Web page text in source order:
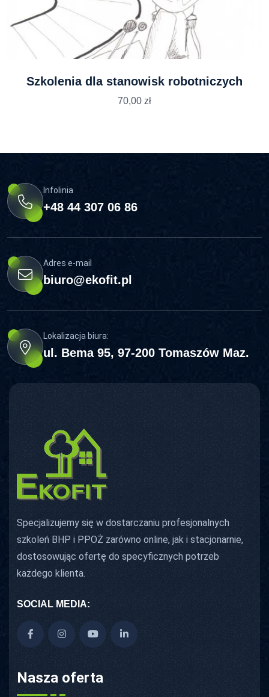
Szkolenia dla stanowisk robotniczych
70,00 zł
Infolinia
+48 44 307 06 86
Adres e-mail
biuro@ekofit.pl
Lokalizacja biura:
ul. Bema 95, 97-200 Tomaszów Maz.
Specjalizujemy się w dostarczaniu profesjonalnych
szkoleń BHP i PPOŻ zarówno online, jak i stacjonarnie,
dostosowując ofertę do specyficznych potrzeb
każdego klienta.
SOCIAL MEDIA:
Nasza oferta